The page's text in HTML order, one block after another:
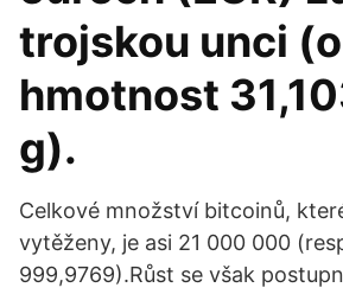
trojskou unci
hmotnost
g).
Celkové množství bitcoinů,
vytěženy, je asi 21 000 000
999,9769).Růst se však